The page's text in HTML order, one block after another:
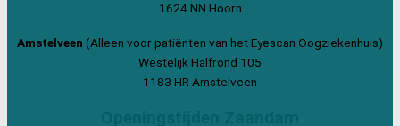
1624 NN Hoorn
Amstelveen (Alleen voor patiënten van het Eyescan Oogziekenhuis)
Westelijk Halfrond 105
1183 HR Amstelveen